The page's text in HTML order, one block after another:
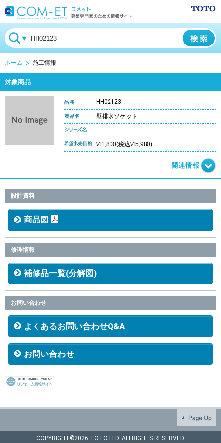
ホーム 施工情報
対象商品
HH02123
壁排水ソケット
-
\41,800(税込\45,980)
設計資料
商品図
修理情報
補修品一覧(分解図)
お問い合わせ
よくあるお問い合わせQ&A
お問い合わせ
COPYRIGHT©2026 TOTO LTD. ALLRIGHTS RESERVED.